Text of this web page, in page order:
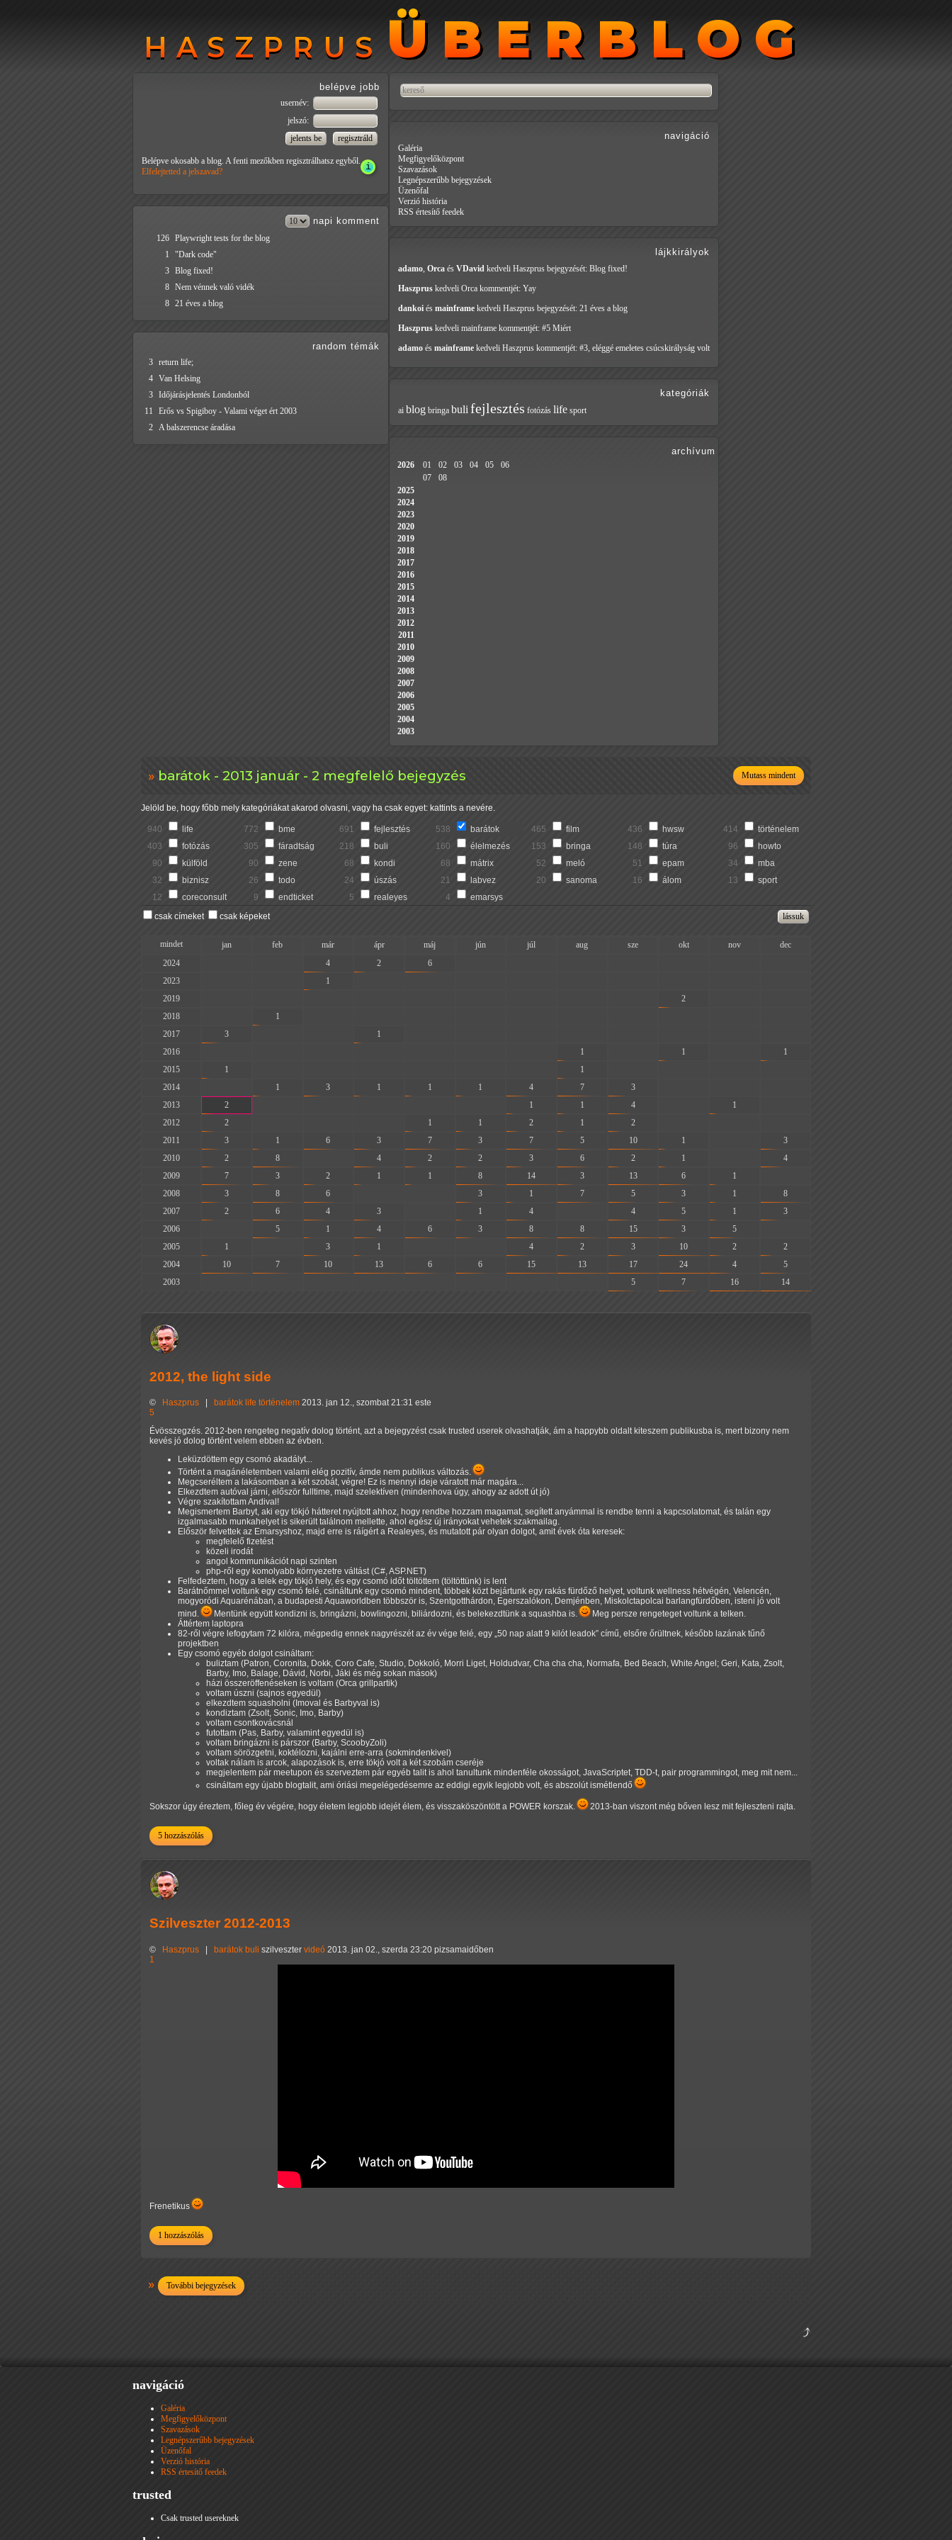
HASZPRUS ÜBERBLOG
HASZPRUS ÜBERBLOG
barátok - 2013 január - 2 megfelelő bejegyzés Mutass mindent
Jelöld be, hogy főbb mely kategóriákat akarod olvasni, vagy ha csak egyet: kattints a nevére.
940 life 772 bme 691 fejlesztés 538 barátok 465 film 436 hwsw 414
történelem
403
fotózás 305 fáradtság 218 buli 160 élelmezés 153 bringa 148 túra 96
howto
90
külföld 90 zene 68 kondi 68 mátrix 52 meló 51 epam 34
mba
32
biznisz 26 todo 24 úszás 21 labvez 20 sanoma 16 álom 13
sport
12
coreconsult 9 endticket 5 realeyes 4
emarsys
csak címeket
csak képeket
mindet jan feb már ápr máj jún júl aug sze okt nov
dec
2024
4 2 6
2023
1
2019
2
2018
1
2017
3 1
2016
1 1
1
2015
1 1
2014
1 3 1 1 1 4 7 3
2013
2 1 1 4 1
2012
2 1 1 2 1 2
2011
3 1 6 3 7 3 7 5 10 1
3
2010
2 8 4 2 2 3 6 2 1
4
2009
7 3 2 1 1 8 14 3 13 6 1
2008
3 8 6 3 1 7 5 3 1
8
2007
2 6 4 3 1 4 4 5 1
3
2006
5 1 4 6 3 8 8 15 3 5
2005
1 3 1 4 2 3 10 2
2
2004
10 7 10 13 6 6 15 13 17 24 4
5
2003
5 7 16 14
2012, the light side
© Haszprus barátok life történelem 2013. jan 12., szombat 21:31 este
5
Évösszegzés. 2012-ben rengeteg negatív dolog történt, azt a bejegyzést csak trusted userek olvashatják, ám a happybb oldalt kiteszem publikusba is, mert bizony nem
kevés jó dolog történt velem ebben az évben.
Leküzdöttem egy csomó akadályt...
Történt a magánéletemben valami elég pozitív, ámde nem publikus változás.
Megcseréltem a lakásomban a két szobát, végre! Ez is mennyi ideje váratott már magára...
Elkezdtem autóval járni, először fulltime, majd szelektíven (mindenhova úgy, ahogy az adott út jó)
Végre szakítottam Andival!
Megismertem Barbyt, aki egy tökjó hátteret nyújtott ahhoz, hogy rendbe hozzam magamat, segített anyámmal is rendbe tenni a kapcsolatomat, és talán egy
izgalmasabb munkahelyet is sikerült találnom mellette, ahol egész új irányokat vehetek szakmailag.
Először felvettek az Emarsyshoz, majd erre is ráígért a Realeyes, és mutatott pár olyan dolgot, amit évek óta keresek:
megfelelő fizetést
közeli irodát
angol kommunikációt napi szinten
php-ről egy komolyabb környezetre váltást (C#, ASP.NET)
Felfedeztem, hogy a telek egy tökjó hely, és egy csomó időt töltöttem (töltöttünk) is lent
Barátnőmmel voltunk egy csomó felé, csináltunk egy csomó mindent, többek közt bejártunk egy rakás fürdőző helyet, voltunk wellness hétvégén, Velencén,
mogyoródi Aquarénában, a budapesti Aquaworldben többször is, Szentgotthárdon, Egerszalókon, Demjénben, Miskolctapolcai barlangfürdőben, isteni jó volt
mind.
Mentünk együtt kondizni is, bringázni, bowlingozni, biliárdozni, és belekezdtünk a squashba is.
Meg persze rengeteget voltunk a telken.
Áttértem laptopra
82-ről végre lefogytam 72 kilóra, mégpedig ennek nagyrészét az év vége felé, egy 50 nap alatt 9 kilót leadok című, elsőre őrültnek, később lazának tűnő
projektben
Egy csomó egyéb dolgot csináltam:
buliztam (Patron, Coronita, Dokk, Coro Cafe, Studio, Dokkoló, Morri Liget, Holdudvar, Cha cha cha, Normafa, Bed Beach, White Angel; Geri, Kata, Zsolt,
Barby, Imo, Balage, Dávid, Norbi, Jáki és még sokan mások)
házi összeröffenéseken is voltam (Orca grillpartik)
voltam úszni (sajnos egyedül)
elkezdtem squasholni (Imoval és Barbyval is)
kondiztam (Zsolt, Sonic, Imo, Barby)
voltam csontkovácsnál
futottam (Pas, Barby, valamint egyedül is)
voltam bringázni is párszor (Barby, ScoobyZoli)
voltam sörözgetni, koktélozni, kajálni erre-arra (sokmindenkivel)
voltak nálam is arcok, alapozások is, erre tökjó volt a két szobám cseréje
megjelentem pár meetupon és szerveztem pár egyéb talit is ahol tanultunk mindenféle okosságot, JavaScriptet, TDD-t, pair programmingot, meg mit nem...
csináltam egy újabb blogtalit, ami óriási megelégedésemre az eddigi egyik legjobb volt, és abszolút ismétlendő
Sokszor úgy éreztem, főleg év végére, hogy életem legjobb idejét élem, és visszaköszöntött a POWER korszak. 2013-ban viszont még bőven lesz mit fejleszteni rajta.
5 hozzászólás
Szilveszter 2012-2013
© Haszprus | barátok buli szilveszter videó 2013. jan 02., szerda 23:20 pizsamaidőben
1
Frenetikus
1 hozzászólás
További bejegyzések
belépve jobb
usernév:
jelszó:
Belépve okosabb a blog. A fenti mezőkben regisztrálhatsz egyből.
Elfelejtetted a jelszavad?
napi komment
126 Playwright tests for the blog
1
"Dark code"
3 Blog fixed!
8 Nem vénnek való vidék
8 21 éves a blog
random témák
3 return life;
4 Van Helsing
3 Időjárásjelentés Londonból
11
Erős vs Spigiboy - Valami véget ért 2003
2 A balszerencse áradása
navigáció
Galéria
Megfigyelőközpont
Szavazások
Legnépszerűbb bejegyzések
Üzenőfal
Verzió história
RSS értesítő feedek
lájkkirályok
adamo, Orca és VDavid kedveli Haszprus bejegyzését: Blog fixed!
Haszprus kedveli Orca kommentjét: Yay
dankoi és mainframe kedveli Haszprus bejegyzését: 21 éves a blog
Haszprus kedveli mainframe kommentjét: #5 Miért
adamo és mainframe kedveli Haszprus kommentjét: #3, eléggé emeletes csúcskirályság volt
kategóriák
ai blog bringa buli fejlesztés fotózás life sport
archívum
2026 01 02 03 04 05
06
07
08
2025
2024
2023
2020
2019
2018
2017
2016
2015
2014
2013
2012
2011
2010
2009
2008
2007
2006
2005
2004
2003
navigáció
Galéria
Megfigyelőközpont
Szavazások
Legnépszerűbb bejegyzések
Üzenőfal
Verzió história
RSS értesítő feedek
trusted
Csak trusted usereknek